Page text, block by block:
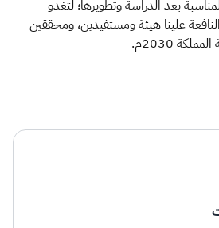
بعد الدراسة وتطويرها؛ لتغدو
علينا هيئة ومستفيدين، ومحققين
2030م.